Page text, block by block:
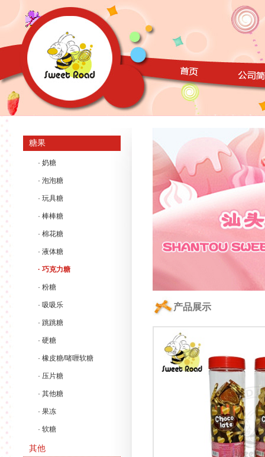
糖果
· 奶糖
· 泡泡糖
· 玩具糖
· 棒棒糖
· 棉花糖
· 液体糖
· 巧克力糖
· 粉糖
· 吸吸乐
· 跳跳糖
· 硬糖
· 橡皮糖/啫喱软糖
· 压片糖
· 其他糖
· 果冻
· 软糖
其他
产品展示